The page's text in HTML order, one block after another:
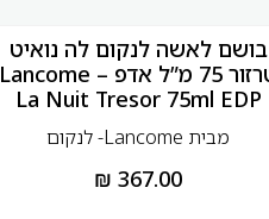
בושם לאשה לנקום לה נואיט
טרזור 75 מ”ל אדפ – Lancome
La Nuit Tresor 75ml EDP
מבית Lancome- לנקום
₪ 367.00